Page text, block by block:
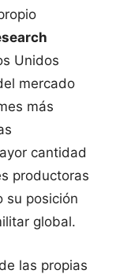
Unidos
mercado
más
cantidad
productoras
su posición
global.
las propias